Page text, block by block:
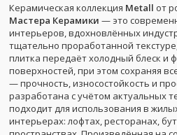
Керамическая коллекция Metall от
Мастера Керамики — это
интерьеров, вдохновлённых
тщательно проработанной
плитка передаёт холодный блеск и
поверхностей, при этом сохраняя
— прочность, износостойкость и
разработана с учётом актуальных
подходит для использования в
интерьерах: лофтах, ресторанах,